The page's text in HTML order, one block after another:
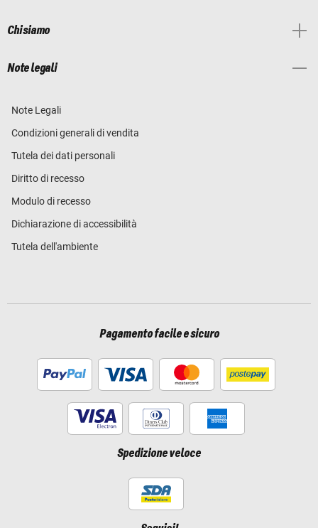
Chi siamo
Note legali
Note Legali
Condizioni generali di vendita
Tutela dei dati personali
Diritto di recesso
Modulo di recesso
Dichiarazione di accessibilità
Tutela dell'ambiente
Pagamento facile e sicuro
Spedizione veloce